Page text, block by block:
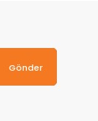
Gönder